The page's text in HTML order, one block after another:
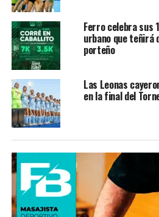
Ferro celebra sus
urbano que teñirá
porteño
Las Leonas
en la final del